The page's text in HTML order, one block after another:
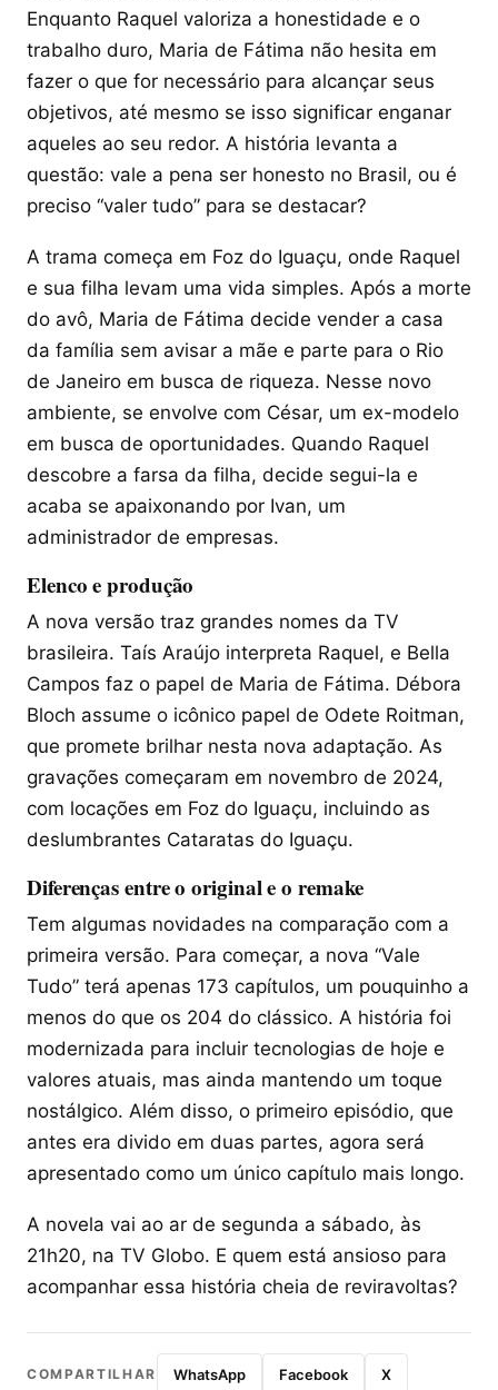
Enquanto Raquel valoriza a honestidade e o
trabalho duro, Maria de Fátima não hesita em
fazer o que for necessário para alcançar seus
objetivos, até mesmo se isso significar enganar
aqueles ao seu redor. A história levanta a
questão: vale a pena ser honesto no Brasil, ou é
preciso “valer tudo” para se destacar?
A trama começa em Foz do Iguaçu, onde Raquel
e sua filha levam uma vida simples. Após a morte
do avô, Maria de Fátima decide vender a casa
da família sem avisar a mãe e parte para o Rio
de Janeiro em busca de riqueza. Nesse novo
ambiente, se envolve com César, um ex-modelo
em busca de oportunidades. Quando Raquel
descobre a farsa da filha, decide segui-la e
acaba se apaixonando por Ivan, um
administrador de empresas.
Elenco e produção
A nova versão traz grandes nomes da TV
brasileira. Taís Araújo interpreta Raquel, e Bella
Campos faz o papel de Maria de Fátima. Débora
Bloch assume o icônico papel de Odete Roitman,
que promete brilhar nesta nova adaptação. As
gravações começaram em novembro de 2024,
com locações em Foz do Iguaçu, incluindo as
deslumbrantes Cataratas do Iguaçu.
Diferenças entre o original e o remake
Tem algumas novidades na comparação com a
primeira versão. Para começar, a nova “Vale
Tudo” terá apenas 173 capítulos, um pouquinho a
menos do que os 204 do clássico. A história foi
modernizada para incluir tecnologias de hoje e
valores atuais, mas ainda mantendo um toque
nostálgico. Além disso, o primeiro episódio, que
antes era divido em duas partes, agora será
apresentado como um único capítulo mais longo.
A novela vai ao ar de segunda a sábado, às
21h20, na TV Globo. E quem está ansioso para
acompanhar essa história cheia de reviravoltas?
COMPARTILHAR WhatsApp Facebook X